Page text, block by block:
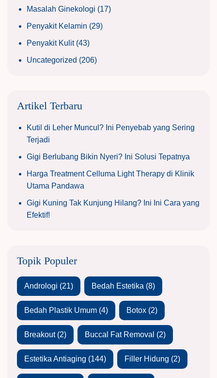
Masalah Ginekologi (17)
Penyakit Kelamin (29)
Penyakit Kulit(43)
Uncategorized (206)
Artikel Terbaru
Kutil di Leher Muncul? Ini Penyebab yang Sering
Terjadi
Gigi Berlubang Bikin Nyeri? Ini Solusi Tepatnya
Harga Treatment Celluma Light Therapy di Klinik
Utama Pandawa
Gigi Kuning Tak Kunjung Hilang? Ini Ini Cara yang
Efektif!
Topik Populer
Andrologi (21) Bedah Estetika (8)
Bedah Plastik Umum (4) Botox (2)
Breakout(2) Buccal Fat Removal (2)
Estetika Antiaging (144) Filler Hidung (2)